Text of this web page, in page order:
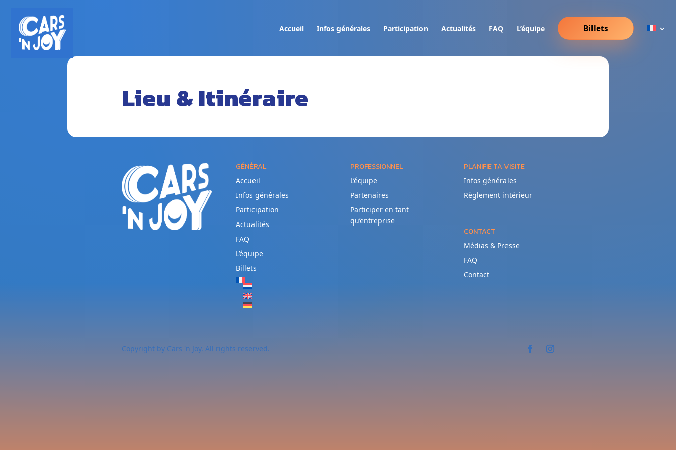
Accueil Infos générales Participation Actualités FAQ L’équipe Billets
Lieu & Itinéraire
GÉNÉRAL
Accueil
Infos générales
Participation
Actualités
FAQ
L’équipe
Billets
PROFESSIONNEL
L’équipe
Partenaires
Participer en tant
qu’entreprise
PLANIFIE TA VISITE
Infos générales
Règlement intérieur
CONTACT
Médias & Presse
FAQ
Contact
Copyright by Cars 'n Joy. All rights reserved.